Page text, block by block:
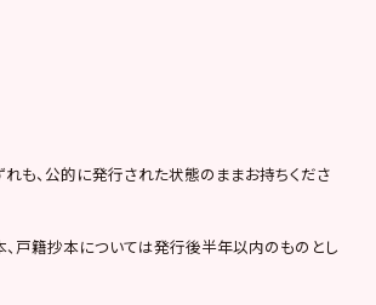
も、公的に発行された状態のままお持ちくださ
、戸籍抄本については発行後半年以内のものとし